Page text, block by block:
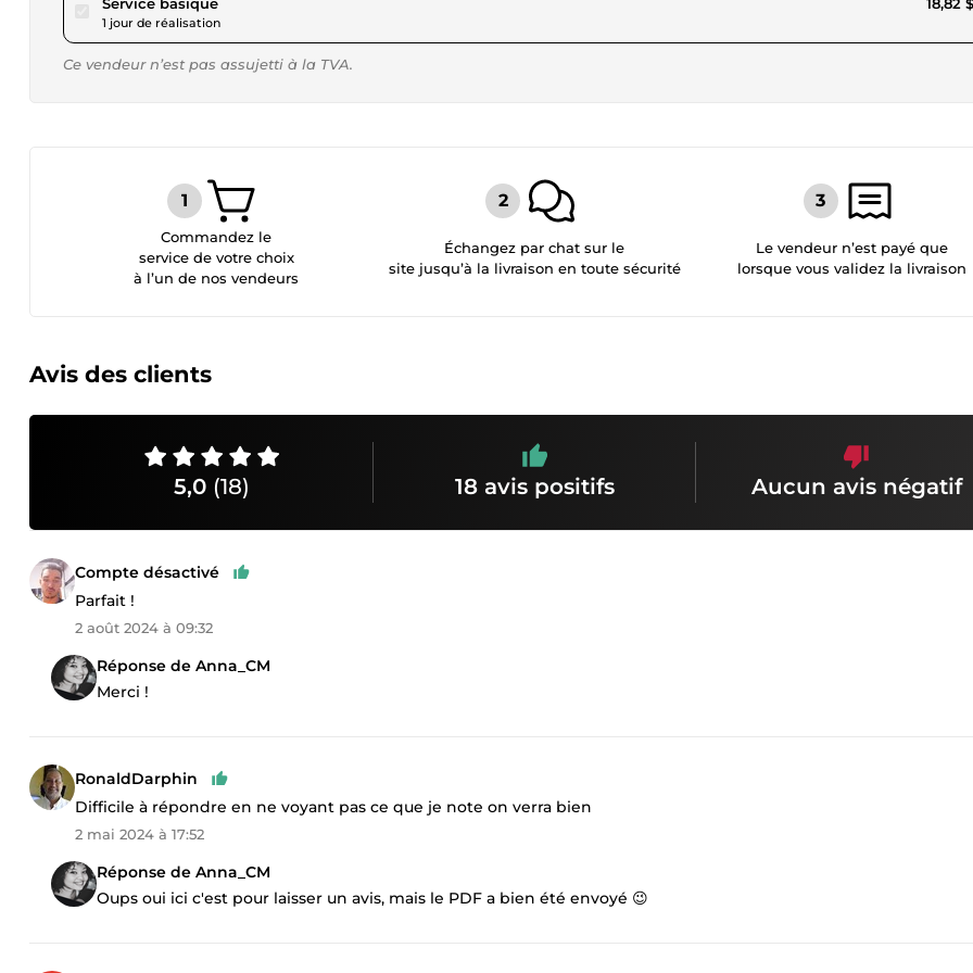
1 jour de réalisation
Ce vendeur n’est pas assujetti à la TVA.
Commandez le
service de votre choix
à l’un de nos vendeurs
Échangez par chat sur le
site jusqu’à la livraison en toute sécurité
Le vendeur n’est payé que
lorsque vous validez la livraison
Avis des clients
5,0 (18) 18 avis positifs Aucun avis négatif
Compte désactivé
Parfait !
2 août 2024 à 09:32
Réponse de Anna_CM
Merci !
RonaldDarphin
Difficile à répondre en ne voyant pas ce que je note on verra bien
2 mai 2024 à 17:52
Réponse de Anna_CM
Oups oui ici c'est pour laisser un avis, mais le PDF a bien été envoyé 😉